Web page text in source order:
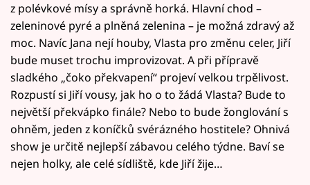
z polévkové mísy a správně horká. Hlavní chod –
zeleninové pyré a plněná zelenina – je možná zdravý až
moc. Navíc Jana nejí houby, Vlasta pro změnu celer, Jiří
bude muset trochu improvizovat. A při přípravě
sladkého „čoko překvapení“ projeví velkou trpělivost.
Rozpustí si Jiří vousy, jak ho o to žádá Vlasta? Bude to
největší překvápko finále? Nebo to bude žonglování s
ohněm, jeden z koníčků svérázného hostitele? Ohnivá
show je určitě nejlepší zábavou celého týdne. Baví se
nejen holky, ale celé sídliště, kde Jiří žije…